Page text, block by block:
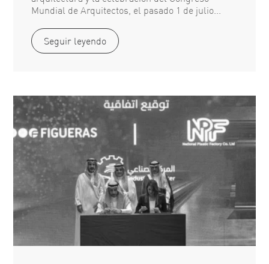
Mundial de Arquitectos, el pasado 1 de julio...
Seguir leyendo